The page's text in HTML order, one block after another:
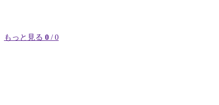
もっと見る 0 / 0